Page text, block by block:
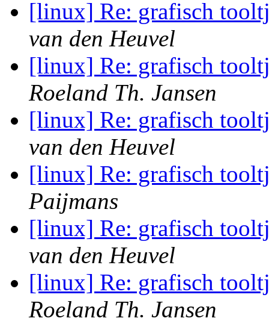
[linux] Re: grafisch
van den Heuvel
[linux] Re: grafisch
Roeland Th. Jansen
[linux] Re: grafisch
van den Heuvel
[linux] Re: grafisch
Paijmans
[linux] Re: grafisch
van den Heuvel
[linux] Re: grafisch
Roeland Th. Jansen